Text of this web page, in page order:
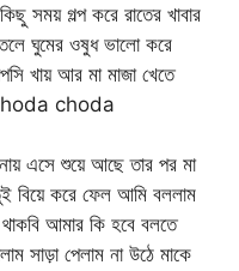
সময় গল্প করে রাতের খাবার
ঘুমের ওষুধ ভালো করে
খায় আর মা মাজা খেতে
bhoda choda
এসে শুয়ে আছে তার পর মা
বিয়ে করে ফেল আমি বললাম
আমার কি হবে বলতে
সাড়া পেলাম না উঠে মাকে